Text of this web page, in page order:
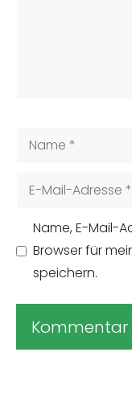
Name
Adresse
Name, E-Mail-
Browser für
speichern.